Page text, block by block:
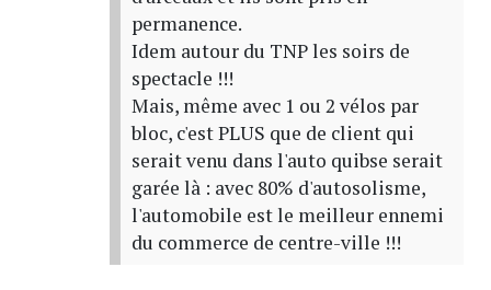
permanence.
Idem autour du TNP les soirs de
spectacle !!!
Mais, même avec 1 ou 2 vélos par
bloc, c'est PLUS que de client qui
serait venu dans l'auto quibse serait
garée là : avec 80% d'autosolisme,
l'automobile est le meilleur ennemi
du commerce de centre-ville !!!